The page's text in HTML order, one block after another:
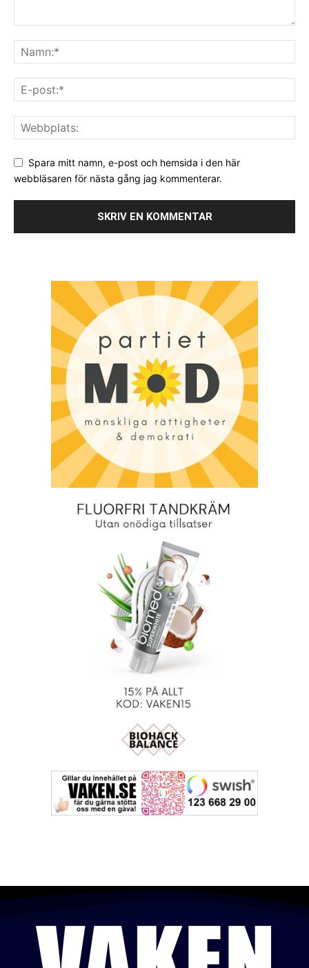
Spara mitt namn, e-post och hemsida i den här
webbläsaren för nästa gång jag kommenterar.